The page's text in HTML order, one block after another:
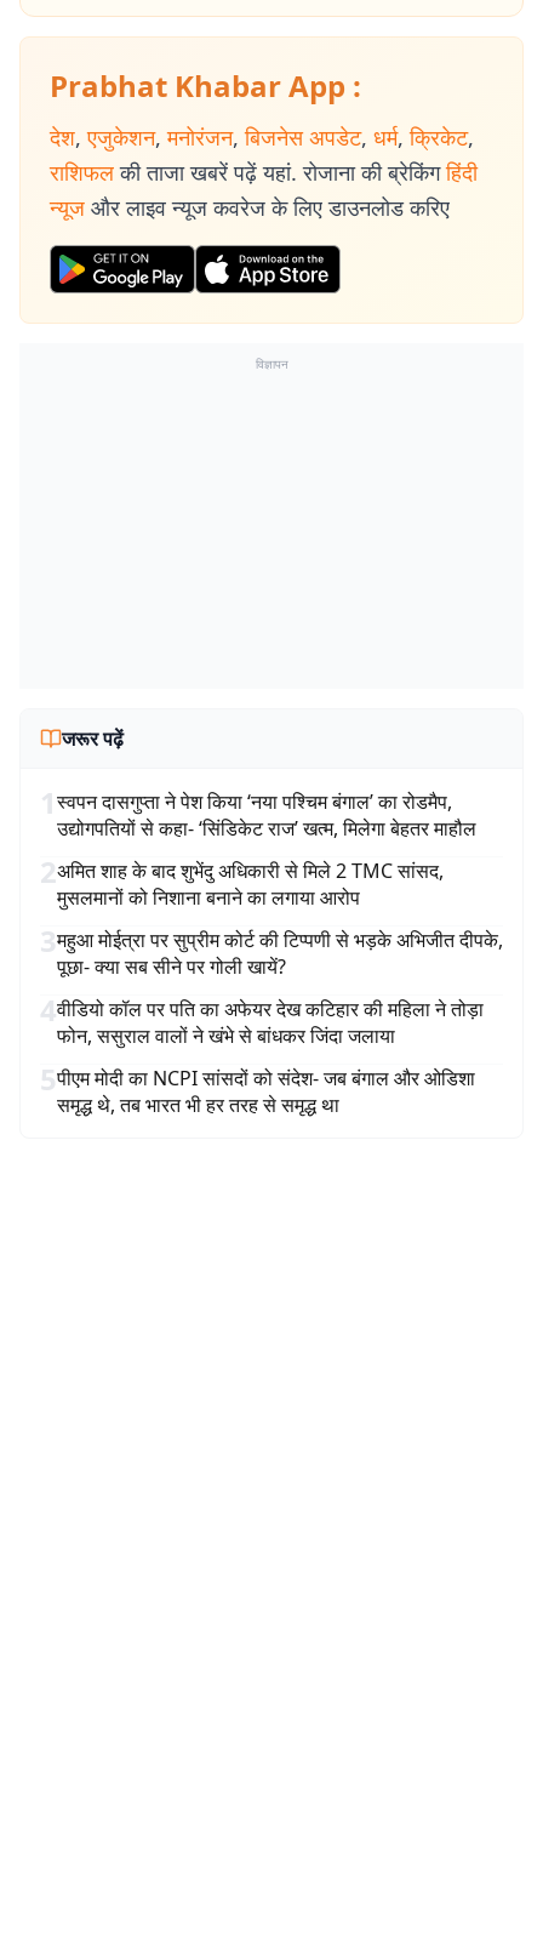
Prabhat Khabar App :
देश, एजुकेशन, मनोरंजन, बिजनेस अपडेट, धर्म, क्रिकेट,
राशिफल की ताजा खबरें पढ़ें यहां. रोजाना की ब्रेकिंग हिंदी
न्यूज और लाइव न्यूज कवरेज के लिए डाउनलोड करिए
विज्ञापन
जरूर पढ़ें
1स्वपन दासगुप्ता ने पेश किया ‘नया पश्चिम बंगाल’ का रोडमैप,
उद्योगपतियों से कहा- ‘सिंडिकेट राज’ खत्म, मिलेगा बेहतर माहौल
2अमित शाह के बाद शुभेंदु अधिकारी से मिले 2 TMC सांसद,
मुसलमानों को निशाना बनाने का लगाया आरोप
3महुआ मोईत्रा पर सुप्रीम कोर्ट की टिप्पणी से भड़के अभिजीत दीपके,
पूछा- क्या सब सीने पर गोली खायें?
4वीडियो कॉल पर पति का अफेयर देख कटिहार की महिला ने तोड़ा
फोन, ससुराल वालों ने खंभे से बांधकर जिंदा जलाया
5पीएम मोदी का NCPI सांसदों को संदेश- जब बंगाल और ओडिशा
समृद्ध थे, तब भारत भी हर तरह से समृद्ध था